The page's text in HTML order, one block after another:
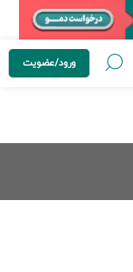
ورود/عضویت